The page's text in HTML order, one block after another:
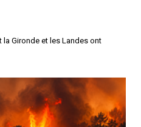
Gironde et les Landes ont